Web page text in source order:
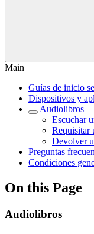
Main
Guías de inicio
Dispositivos y
Audiolibros
Escuchar
Requisitar
Devolver
Preguntas
Condiciones
On this Page
Audiolibros